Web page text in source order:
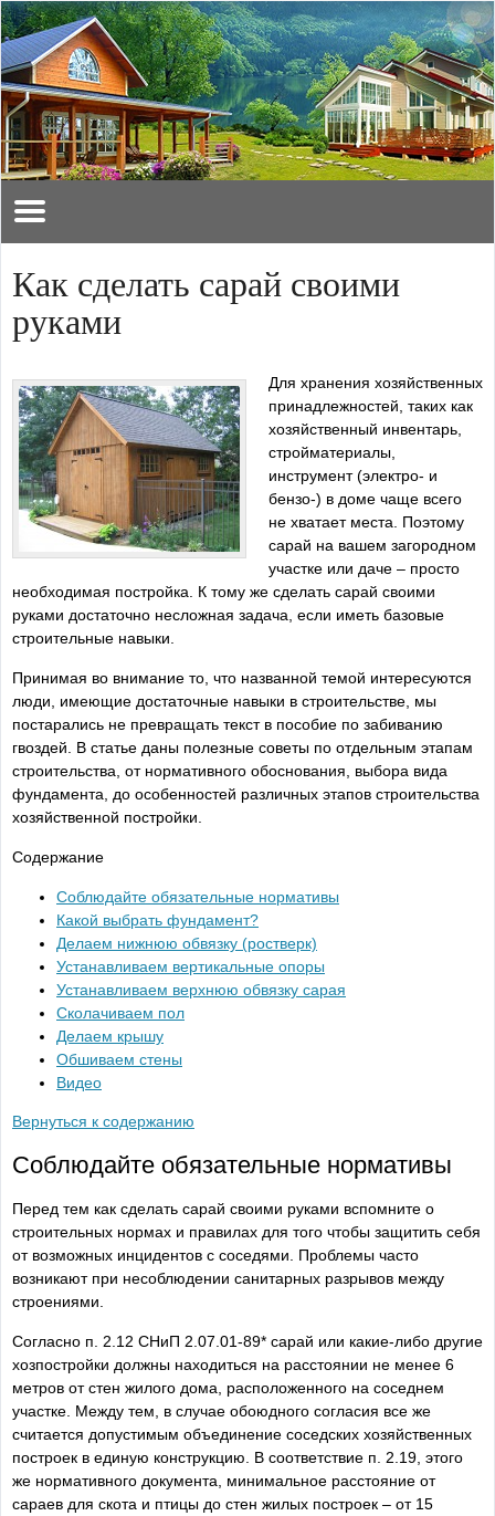
Как сделать сарай своими
руками
Для хранения хозяйственных
принадлежностей, таких как
хозяйственный инвентарь,
стройматериалы,
инструмент (электро- и
бензо-) в доме чаще всего
не хватает места. Поэтому
сарай на вашем загородном
участке или даче – просто
необходимая постройка. К тому же сделать сарай своими
руками достаточно несложная задача, если иметь базовые
строительные навыки.
Принимая во внимание то, что названной темой интересуются
люди, имеющие достаточные навыки в строительстве, мы
постарались не превращать текст в пособие по забиванию
гвоздей. В статье даны полезные советы по отдельным этапам
строительства, от нормативного обоснования, выбора вида
фундамента, до особенностей различных этапов строительства
хозяйственной постройки.
Содержание
Соблюдайте обязательные нормативы
Какой выбрать фундамент?
Делаем нижнюю обвязку (ростверк)
Устанавливаем вертикальные опоры
Устанавливаем верхнюю обвязку сарая
Сколачиваем пол
Делаем крышу
Обшиваем стены
Видео
Вернуться к содержанию
Соблюдайте обязательные нормативы
Перед тем как сделать сарай своими руками вспомните о
строительных нормах и правилах для того чтобы защитить себя
от возможных инцидентов с соседями. Проблемы часто
возникают при несоблюдении санитарных разрывов между
строениями.
Согласно п. 2.12 СНиП 2.07.01-89* сарай или какие-либо другие
хозпостройки должны находиться на расстоянии не менее 6
метров от стен жилого дома, расположенного на соседнем
участке. Между тем, в случае обоюдного согласия все же
считается допустимым объединение соседских хозяйственных
построек в единую конструкцию. В соответствие п. 2.19, этого
же нормативного документа, минимальное расстояние от
сараев для скота и птицы до стен жилых построек – от 15